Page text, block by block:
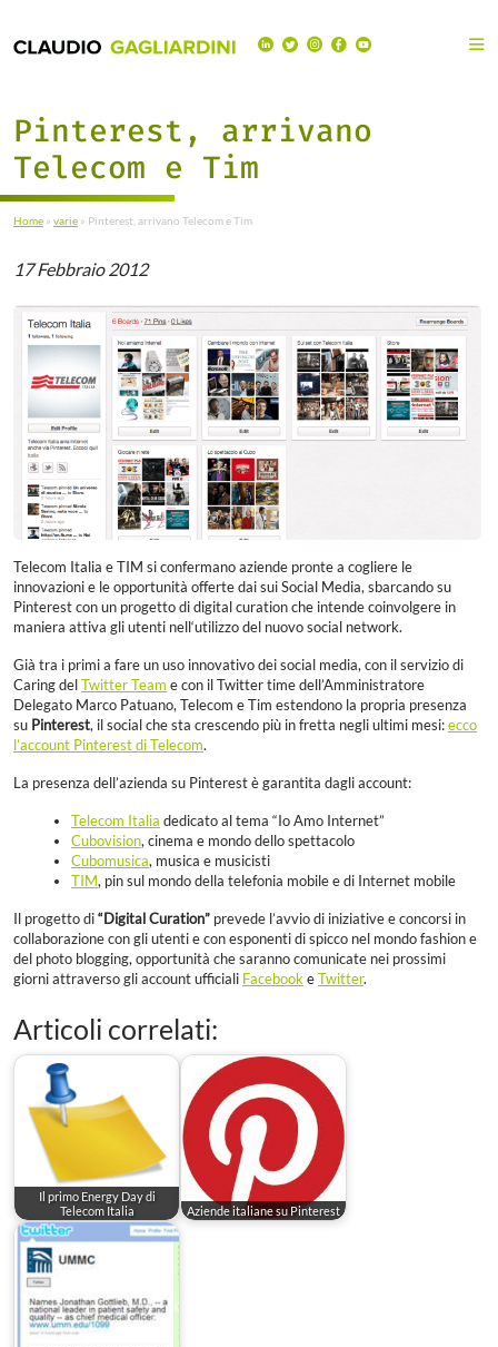
Pinterest, arrivano
Telecom e Tim
Home » varie » Pinterest, arrivano Telecom e Tim
17 Febbraio 2012
Telecom Italia e TIM si confermano aziende pronte a cogliere le
innovazioni e le opportunità offerte dai sui Social Media, sbarcando su
Pinterest con un progetto di digital curation che intende coinvolgere in
maniera attiva gli utenti nell‘utilizzo del nuovo social network.
Già tra i primi a fare un uso innovativo dei social media, con il servizio di
Caring del Twitter Team e con il Twitter time dell’Amministratore
Delegato Marco Patuano, Telecom e Tim estendono la propria presenza
su Pinterest, il social che sta crescendo più in fretta negli ultimi mesi: ecco
l’account Pinterest di Telecom.
La presenza dell’azienda su Pinterest è garantita dagli account:
Telecom Italia dedicato al tema “Io Amo Internet”
Cubovision, cinema e mondo dello spettacolo
Cubomusica, musica e musicisti
TIM, pin sul mondo della telefonia mobile e di Internet mobile
Il progetto di “Digital Curation” prevede l’avvio di iniziative e concorsi in
collaborazione con gli utenti e con esponenti di spicco nel mondo fashion e
del photo blogging, opportunità che saranno comunicate nei prossimi
giorni attraverso gli account ufficiali Facebook e Twitter.
Articoli correlati:
Il primo Energy Day di
Telecom Italia
Aziende italiane su Pinterest